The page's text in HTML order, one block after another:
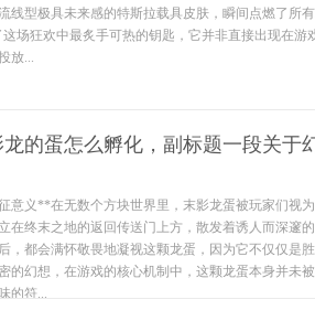
线型极具未来感的特斯拉载具皮肤，瞬间点燃了所
场狂欢中最炙手可热的钥匙，它并非直接出现在游
放...
的蛋怎么孵化，副标题一段关于
意义**在无数个方块世界里，末影龙蛋被玩家们视
在终末之地的返回传送门上方，散发着诱人而深邃
，都会满怀敬畏地凝视这颗龙蛋，因为它不仅仅是
的幻想，在游戏的核心机制中，这颗龙蛋本身并未
的符...